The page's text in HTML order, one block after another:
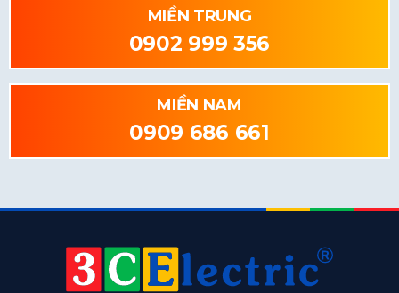
MIỀN TRUNG
0902 999 356
MIỀN NAM
0909 686 661